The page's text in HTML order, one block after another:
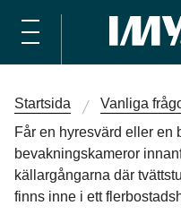
Startsida
Vanliga
Får en hyresvärd eller en
bevakningskameror
källargångarna där
finns inne i ett